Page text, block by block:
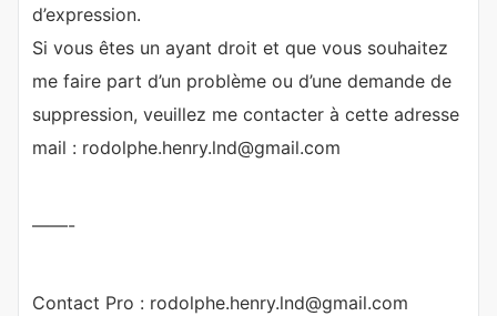
d’expression.
Si vous êtes un ayant droit et que vous souhaitez
me faire part d’un problème ou d’une demande de
suppression, veuillez me contacter à cette adresse
mail : rodolphe.henry.lnd@gmail.com
——-
Contact Pro : rodolphe.henry.lnd@gmail.com